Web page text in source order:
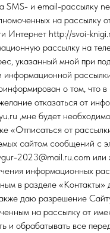
SMS- и email-рассылку
на рассылку
Интернет http://svoi-
рассылку на
указанный мной при
информационной
о том, что в
отказаться от
,мне будет
«Отписаться от
сайтом сообщений с
2023@mail.ru.com или
информационных
в разделе «Контакты»
даю разрешение
на рассылку от
и обрабатывать все